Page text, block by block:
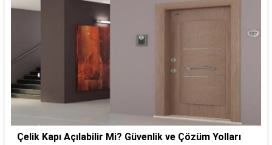
Çelik Kapı Açılabilir Mi? Güvenlik ve Çözüm Yolları